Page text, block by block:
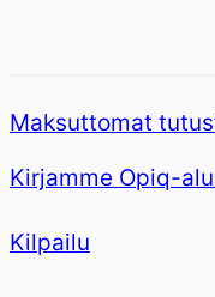
Maksuttomat
Kirjamme Opiq-
Kilpailu